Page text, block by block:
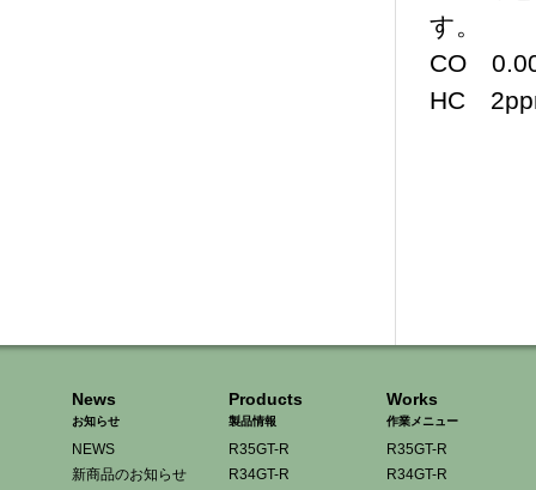
す。
CO
HC
News
お知らせ
NEWS
新商品のお知らせ
Products
製品情報
R35GT-R
R34GT-R
Works
作業メニュー
R35GT-R
R34GT-R